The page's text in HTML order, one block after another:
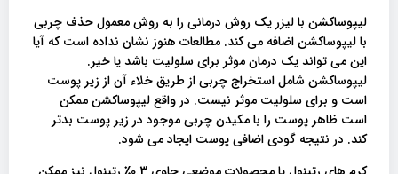
لیپوساکشن با لیزر یک روش درمانی را به روش معمول حذف چربی
با لیپوساکشن اضافه می کند. مطالعات هنوز نشان نداده است که آیا
این می تواند یک درمان موثر برای سلولیت باشد یا خیر.
لیپوساکشن شامل استخراج چربی از طریق خلاء آن از زیر پوست
است و برای سلولیت موثر نیست. در واقع لیپوساکشن ممکن
است ظاهر پوست را با مکیدن چربی موجود در زیر پوست بدتر
کند. در نتیجه گودی اضافی پوست ایجاد می شود.